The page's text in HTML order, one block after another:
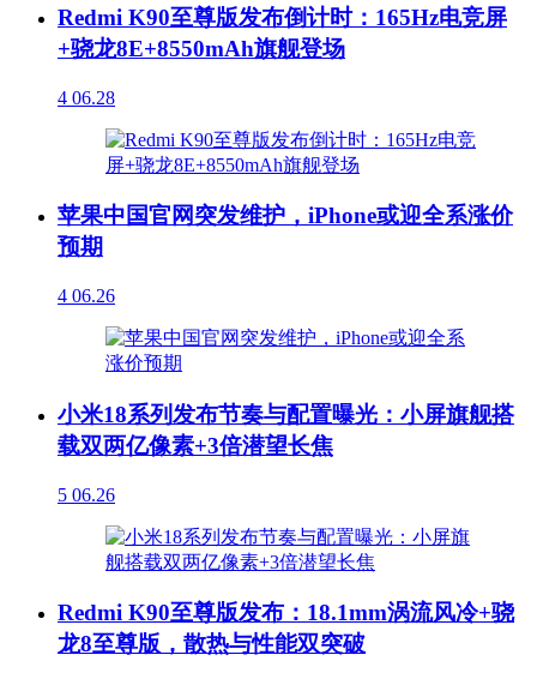
Redmi K90至尊版发布倒计时：165Hz电竞屏
+骁龙8E+8550mAh旗舰登场
4 06.28
苹果中国官网突发维护，iPhone或迎全系涨价
预期
4 06.26
小米18系列发布节奏与配置曝光：小屏旗舰搭
载双两亿像素+3倍潜望长焦
5 06.26
Redmi K90至尊版发布：18.1mm涡流风冷+骁
龙8至尊版，散热与性能双突破